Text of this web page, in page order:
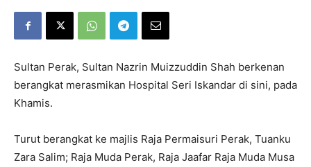
Sultan Perak, Sultan Nazrin Muizzuddin Shah berkenan
berangkat merasmikan Hospital Seri Iskandar di sini, pada
Khamis.
Turut berangkat ke majlis Raja Permaisuri Perak, Tuanku
Zara Salim; Raja Muda Perak, Raja Jaafar Raja Muda Musa